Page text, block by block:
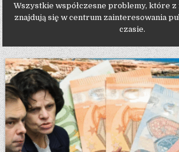
Wszystkie współczesne problemy, które
znajdują się w centrum zainteresowania
czasie.